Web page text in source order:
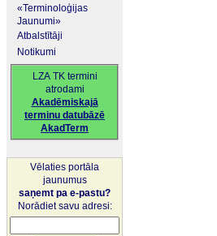
«Terminoloģijas
Jaunumi»
Atbalstītāji
Notikumi
LZA TK termini
atrodami
Akadēmiskajā
terminu datubāzē
AkadTerm
Vēlaties portāla
jaunumus
saņemt pa e-pastu?
Norādiet savu adresi: